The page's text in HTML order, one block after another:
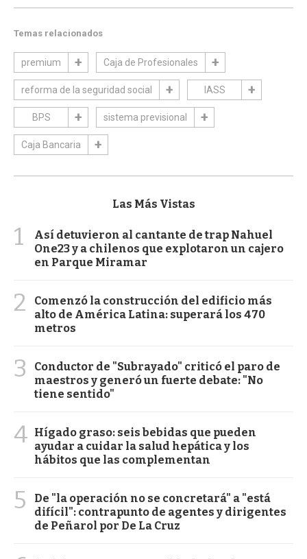
Temas relacionados
premium Caja de Profesionales
reforma de la seguridad social IASS
BPS sistema previsional
Caja Bancaria
Las Más Vistas
1
Así detuvieron al cantante de trap Nahuel
One23 y a chilenos que explotaron un cajero
en Parque Miramar
2
Comenzó la construcción del edificio más
alto de América Latina: superará los 470
metros
3
Conductor de "Subrayado" criticó el paro de
maestros y generó un fuerte debate: "No
tiene sentido"
4 Hígado graso: seis bebidas que pueden
ayudar a cuidar la salud hepática y los
hábitos que las complementan
5
De "la operación no se concretará" a "está
difícil": contrapunto de agentes y dirigentes
de Peñarol por De La Cruz